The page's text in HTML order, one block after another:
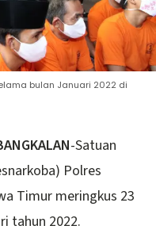
bulan Januari 2022 di
-Satuan
Polres
Timur meringkus 23
tahun 2022.